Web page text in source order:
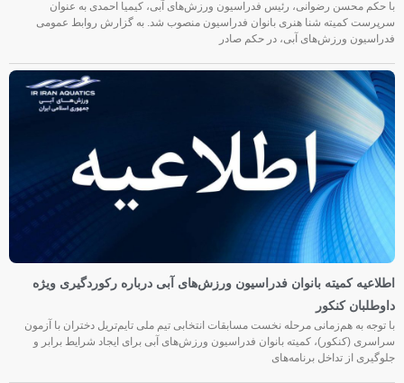
با حکم محسن رضوانی، رئیس فدراسیون ورزش‌های آبی، کیمیا احمدی به عنوان
سرپرست کمیته شنا هنری بانوان فدراسیون منصوب شد. به گزارش روابط عمومی
فدراسیون ورزش‌های آبی، در حکم صادر
اطلاعیه کمیته بانوان فدراسیون ورزش‌های آبی درباره رکوردگیری ویژه
داوطلبان کنکور
با توجه به هم‌زمانی مرحله نخست مسابقات انتخابی تیم ملی تایم‌تریل دختران با آزمون
سراسری (کنکور)، کمیته بانوان فدراسیون ورزش‌های آبی برای ایجاد شرایط برابر و
جلوگیری از تداخل برنامه‌های